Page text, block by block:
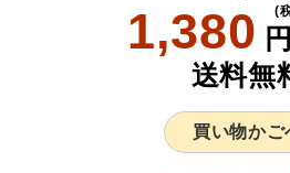
1,380 (
送料無
買い物かご